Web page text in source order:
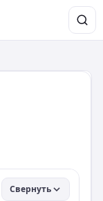
Свернуть